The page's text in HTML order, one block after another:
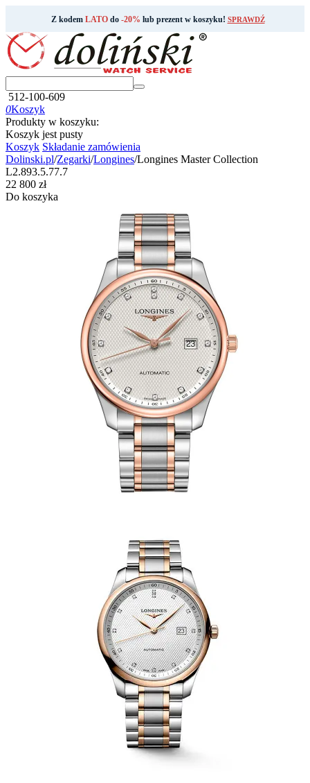
Z kodem LATOdo -20% lub prezent w koszyku! SPRAWDŹ
512-100-609
0Koszyk
Produkty w koszyku:
Koszyk jest pusty
Koszyk Składanie zamówienia
Dolinski.pl/Zegarki/Longines/Longines Master Collection
L2.893.5.77.7
‍22 800‍ zł
Do koszyka